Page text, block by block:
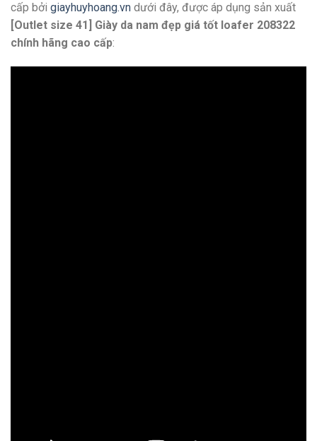
cấp bởi giayhuyhoang.vn dưới đây, được áp dụng sản xuất
[Outlet size 41] Giày da nam đẹp giá tốt loafer 208322
chính hãng cao cấp: